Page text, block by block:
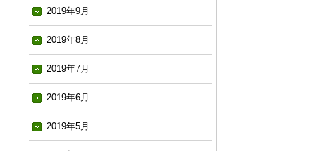
2019年9月
2019年8月
2019年7月
2019年6月
2019年5月